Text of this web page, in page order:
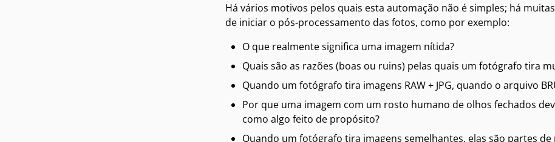
Há vários motivos pelos quais esta automação não é simples; há
de iniciar o pós-processamento das fotos, como por exemplo:
O que realmente significa uma imagem nítida?
Quais são as razões (boas ou ruins) pelas quais um fotógrafo tira
Quando um fotógrafo tira imagens RAW + JPG, quando o arquivo
Por que uma imagem com um rosto humano de olhos fechados
como algo feito de propósito?
Quando um fotógrafo tira imagens semelhantes, elas são partes